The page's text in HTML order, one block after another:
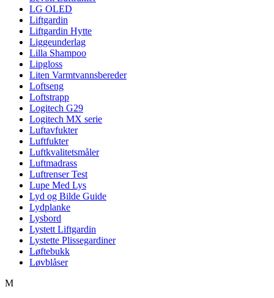
LG OLED
Liftgardin
Liftgardin Hytte
Liggeunderlag
Lilla Shampoo
Lipgloss
Liten Varmtvannsbereder
Loftseng
Loftstrapp
Logitech G29
Logitech MX serie
Luftavfukter
Luftfukter
Luftkvalitetsmåler
Luftmadrass
Luftrenser Test
Lupe Med Lys
Lyd og Bilde Guide
Lydplanke
Lysbord
Lystett Liftgardin
Lystette Plissegardiner
Løftebukk
Løvblåser
M